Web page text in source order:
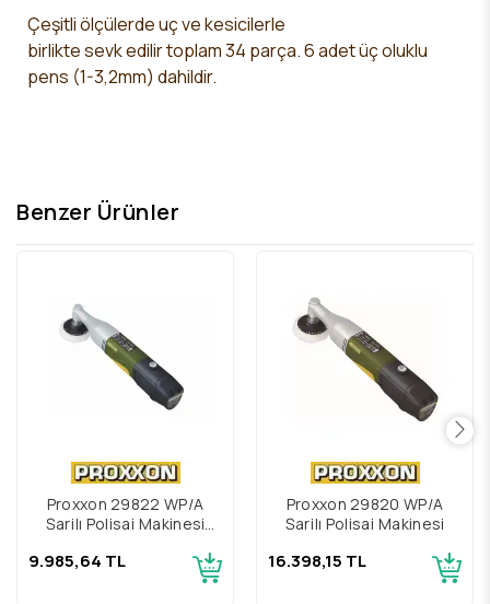
Çeşitli ölçülerde uç ve kesicilerle
birlikte sevk edilir toplam 34 parça. 6 adet üç oluklu
pens (1-3,2mm) dahildir.
Benzer Ürünler
Proxxon 29822 WP/A
Şarjlı Polisaj Makinesi
9.985,64 TL
Proxxon 29820 WP/A
Şarjlı Polisaj Makinesi
16.398,15 TL